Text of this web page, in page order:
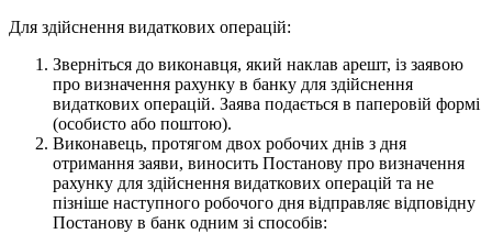
Для здійснення видаткових операцій:
Зверніться до виконавця, який наклав арешт, із заявою
про визначення рахунку в банку для здійснення
видаткових операцій. Заява подається в паперовій формі
(особисто або поштою).
Виконавець, протягом двох робочих днів з дня
отримання заяви, виносить Постанову про визначення
рахунку для здійснення видаткових операцій та не
пізніше наступного робочого дня відправляє відповідну
Постанову в банк одним зі способів: